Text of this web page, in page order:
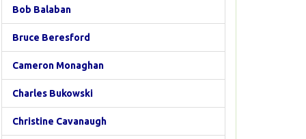
Bob Balaban
Bruce Beresford
Cameron Monaghan
Charles Bukowski
Christine Cavanaugh